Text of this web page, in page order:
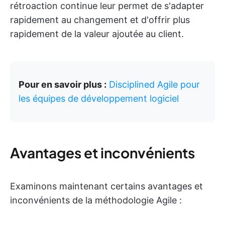
rétroaction continue leur permet de s'adapter
rapidement au changement et d'offrir plus
rapidement de la valeur ajoutée au client.
Pour en savoir plus : Disciplined Agile pour
les équipes de développement logiciel
Avantages et inconvénients
Examinons maintenant certains avantages et
inconvénients de la méthodologie Agile :